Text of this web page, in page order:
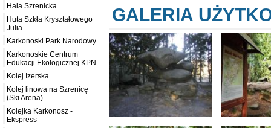
Hala Szrenicka
Huta Szkła Kryształowego
Julia
Karkonoski Park Narodowy
Karkonoskie Centrum
Edukacji Ekologicznej KPN
Kolej Izerska
Kolej linowa na Szrenicę
(Ski Arena)
Kolejka Karkonosz -
Ekspress
GALERIA